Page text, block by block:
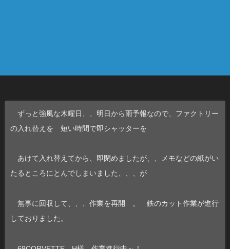
ずっと強風な木曜日、、明日から雨予報なので、ファクトリー
の入れ替えを 短い時間で即シャッターを
あけて入れ替えてから、即閉めましたが、、メモなどの紙がい
たるところにとんでしまいました、、、が
無事に回収して、、、作業を再開 。 鉄のカット作業が進行
しておりました。